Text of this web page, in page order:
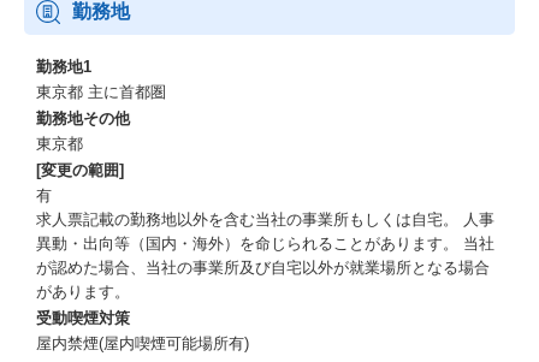
勤務地
勤務地1
東京都 主に首都圏
勤務地その他
東京都
[変更の範囲]
有
求人票記載の勤務地以外を含む当社の事業所もしくは自宅。 人事
異動・出向等（国内・海外）を命じられることがあります。 当社
が認めた場合、当社の事業所及び自宅以外が就業場所となる場合
があります。
受動喫煙対策
屋内禁煙(屋内喫煙可能場所有)